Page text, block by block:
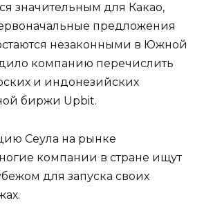
значительным для Какао,
предложения
незаконными в Южной
компанию перечислить
и индонезийских
биржи Upbit.
Сеула на рынке
компании в стране ищут
для запуска своих